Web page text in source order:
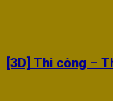
[3D] Thi công –